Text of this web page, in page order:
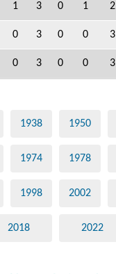
1 3 0 1 2
0 3 0 0 3
0 3 0 0 3
1938 1950
1974 1978
1998 2002
2018 2022